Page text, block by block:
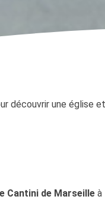
découvrir une église
Cantini de Marseille à